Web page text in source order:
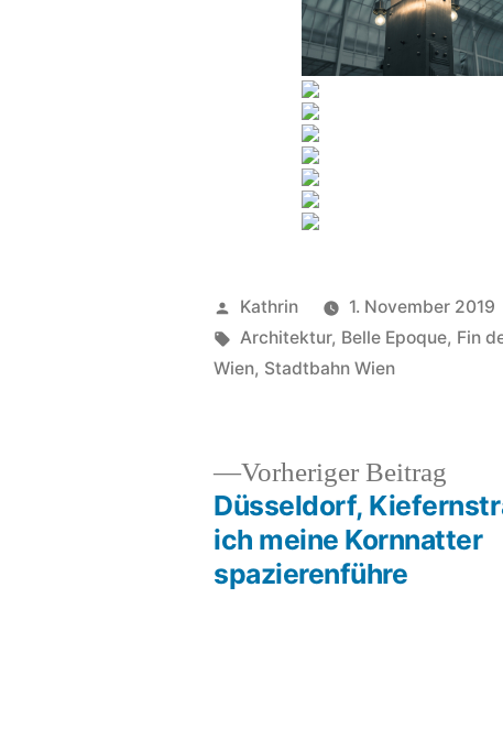
Veröffentlicht
von
Kathrin 1. November 2019
Schlagwörter:
Architektur, Belle Epoque, Fin
Wien, Stadtbahn Wien
Beitrags-
Navigation
Vorheriger Beitrag
Düsseldorf,
ich meine Kornnatter
spazierenführe